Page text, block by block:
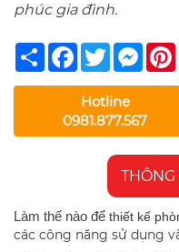
phúc gia đình.
Share Facebook
Twitter
Hotline
0981.877.567
Làm thế nào để thiết kế
các công năng sử dụng